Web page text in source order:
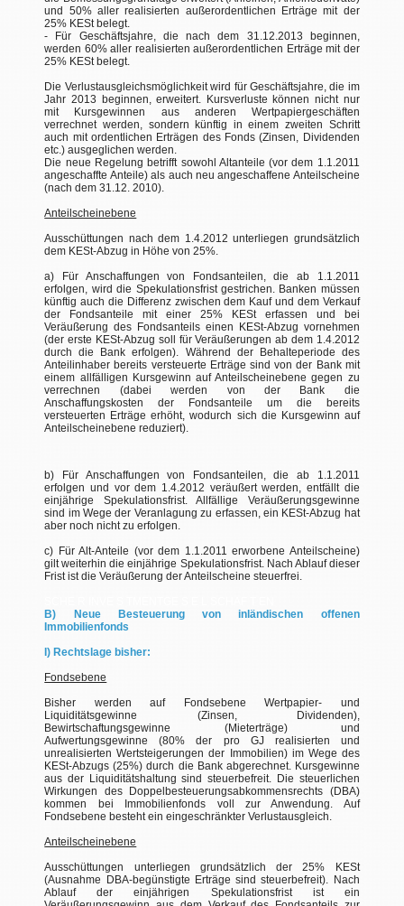
und 50% aller realisierten außerordentlichen Erträge mit der
25% KESt belegt.
- Für Geschäftsjahre, die nach dem 31.12.2013 beginnen,
werden 60% aller realisierten außerordentlichen Erträge mit der
25% KESt belegt.
Die Verlustausgleichsmöglichkeit wird für Geschäftsjahre, die im
Jahr 2013 beginnen, erweitert. Kursverluste können nicht nur
mit Kursgewinnen aus anderen Wertpapiergeschäften
verrechnet werden, sondern künftig in einem zweiten Schritt
auch mit ordentlichen Erträgen des Fonds (Zinsen, Dividenden
etc.) ausgeglichen werden.
Die neue Regelung betrifft sowohl Altanteile (vor dem 1.1.2011
angeschaffte Anteile) als auch neu angeschaffene Anteilscheine
(nach dem 31.12. 2010).
Anteilscheinebene
Ausschüttungen nach dem 1.4.2012 unterliegen grundsätzlich
dem KESt-Abzug in Höhe von 25%.
a) Für Anschaffungen von Fondsanteilen, die ab 1.1.2011
erfolgen, wird die Spekulationsfrist gestrichen. Banken müssen
künftig auch die Differenz zwischen dem Kauf und dem Verkauf
der Fondsanteile mit einer 25% KESt erfassen und bei
Veräußerung des Fondsanteils einen KESt-Abzug vornehmen
(der erste KESt-Abzug soll für Veräußerungen ab dem 1.4.2012
durch die Bank erfolgen). Während der Behalteperiode des
Anteilinhaber bereits versteuerte Erträge sind von der Bank mit
einem allfälligen Kursgewinn auf Anteilscheinebene gegen zu
verrechnen (dabei werden von der Bank die
Anschaffungskosten der Fondsanteile um die bereits
versteuerten Erträge erhöht, wodurch sich die Kursgewinn auf
Anteilscheinebene reduziert).
b) Für Anschaffungen von Fondsanteilen, die ab 1.1.2011
erfolgen und vor dem 1.4.2012 veräußert werden, entfällt die
einjährige Spekulationsfrist. Allfällige Veräußerungsgewinne
sind im Wege der Veranlagung zu erfassen, ein KESt-Abzug hat
aber noch nicht zu erfolgen.
c) Für Alt-Anteile (vor dem 1.1.2011 erworbene Anteilscheine)
gilt weiterhin die einjährige Spekulationsfrist. Nach Ablauf dieser
Frist ist die Veräußerung der Anteilscheine steuerfrei.
B) Neue Besteuerung von inländischen offenen
Immobilienfonds
I) Rechtslage bisher:
Fondsebene
Bisher werden auf Fondsebene Wertpapier- und
Liquiditätsgewinne (Zinsen, Dividenden),
Bewirtschaftungsgewinne (Mieterträge) und
Aufwertungsgewinne (80% der pro GJ realisierten und
unrealisierten Wertsteigerungen der Immobilien) im Wege des
KESt-Abzugs (25%) durch die Bank abgerechnet. Kursgewinne
aus der Liquiditätshaltung sind steuerbefreit. Die steuerlichen
Wirkungen des Doppelbesteuerungsabkommensrechts (DBA)
kommen bei Immobilienfonds voll zur Anwendung. Auf
Fondsebene besteht ein eingeschränkter Verlustausgleich.
Anteilscheinebene
Ausschüttungen unterliegen grundsätzlich der 25% KESt
(Ausnahme DBA-begünstigte Erträge sind steuerbefreit). Nach
Ablauf der einjährigen Spekulationsfrist ist ein